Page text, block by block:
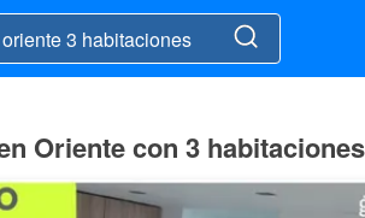
Oriente con 3 habitaciones